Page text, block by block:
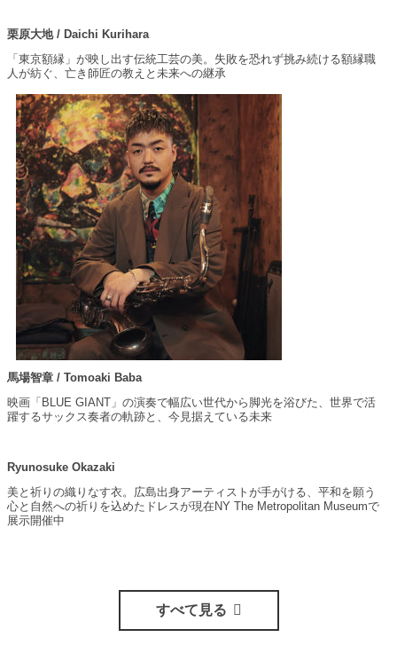
栗原大地 / Daichi Kurihara
「東京額縁」が映し出す伝統工芸の美。失敗を恐れず挑み続ける額縁職
人が紡ぐ、亡き師匠の教えと未来への継承
馬場智章 / Tomoaki Baba
映画「BLUE GIANT」の演奏で幅広い世代から脚光を浴びた、世界で活
躍するサックス奏者の軌跡と、今見据えている未来
Ryunosuke Okazaki
美と祈りの織りなす衣。広島出身アーティストが手がける、平和を願う
心と自然への祈りを込めたドレスが現在NY The Metropolitan Museumで
展示開催中
すべて見る